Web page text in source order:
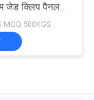
जेड क्लिप पैनल
हुए
MOQ:500KGS